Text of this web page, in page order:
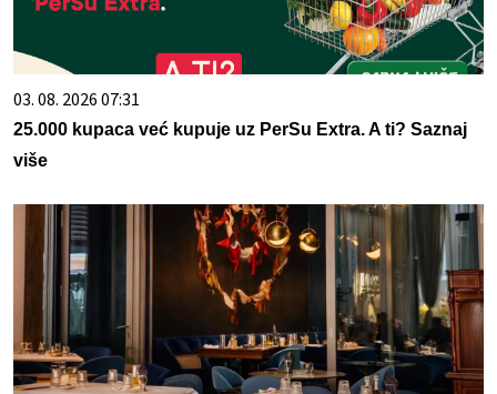
03. 08. 2026 07:31
25.000 kupaca već kupuje uz PerSu Extra. A ti? Saznaj
više